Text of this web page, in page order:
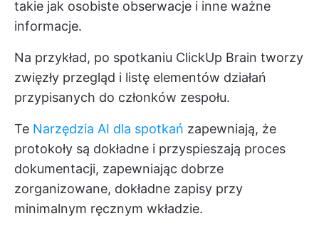
takie jak osobiste obserwacje i inne ważne
informacje.
Na przykład, po spotkaniu ClickUp Brain tworzy
zwięzły przegląd i listę elementów działań
przypisanych do członków zespołu.
Te Narzędzia AI dla spotkań zapewniają, że
protokoły są dokładne i przyspieszają proces
dokumentacji, zapewniając dobrze
zorganizowane, dokładne zapisy przy
minimalnym ręcznym wkładzie.